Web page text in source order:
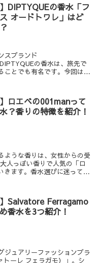
】DIPTYQUEの香水「フ
オードトワレ」はど
スブランド
の香水は、旅先で
ことでも有名です。今回は、
】ロエベの001manって
？香りの特徴を紹介！
ような香りは、女性からの受
人っぽい香りで人気の「ロ
きます。香水選びに迷ってい
】Salvatore Ferragamo
香水を3つ紹介！
ジュアリーファッションブラ
ーレ フェラガモ）」。シ